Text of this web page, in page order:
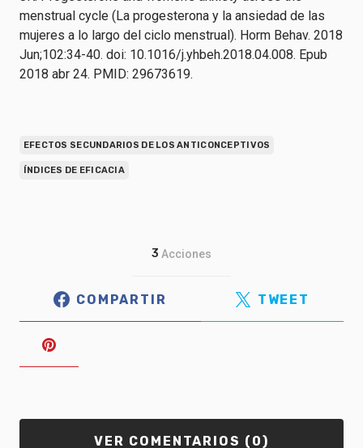
menstrual cycle (La progesterona y la ansiedad de las
mujeres a lo largo del ciclo menstrual). Horm Behav. 2018
Jun;102:34-40. doi: 10.1016/j.yhbeh.2018.04.008. Epub
2018 abr 24. PMID: 29673619.
EFECTOS SECUNDARIOS DE LOS ANTICONCEPTIVOS
ÍNDICES DE EFICACIA
3 Acciones
COMPARTIR TWEET
VER COMENTARIOS (0)